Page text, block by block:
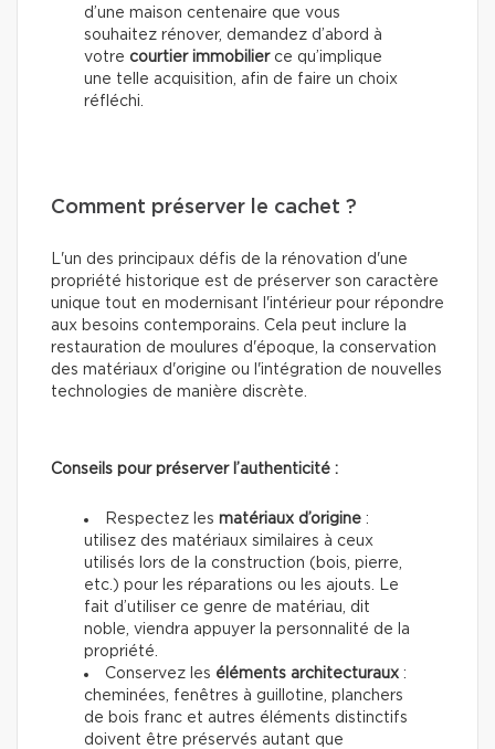
d’une maison centenaire que vous
souhaitez rénover, demandez d’abord à
votre courtier immobilierce qu’implique
une telle acquisition, afin de faire un choix
réfléchi.
Comment préserver le cachet ?
L'un des principaux défis de la rénovation d'une
propriété historique est de préserver son caractère
unique tout en modernisant l'intérieur pour répondre
aux besoins contemporains. Cela peut inclure la
restauration de moulures d'époque, la conservation
des matériaux d'origine ou l'intégration de nouvelles
technologies de manière discrète.
Conseils pour préserver l’authenticité :
Respectez les matériaux d’origine :
utilisez des matériaux similaires à ceux
utilisés lors de la construction (bois, pierre,
etc.) pour les réparations ou les ajouts. Le
fait d’utiliser ce genre de matériau, dit
noble, viendra appuyer la personnalité de la
propriété.
Conservez les éléments architecturaux :
cheminées, fenêtres à guillotine, planchers
de bois franc et autres éléments distinctifs
doivent être préservés autant que